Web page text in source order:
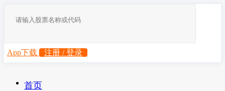
App下载 注册 / 登录
首页